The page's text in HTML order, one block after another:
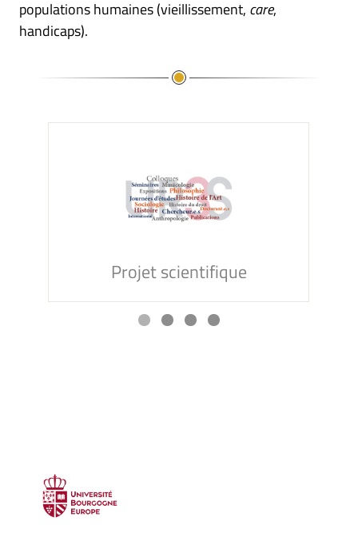
populations humaines (vieillissement, care,
handicaps).
Projet scientifique